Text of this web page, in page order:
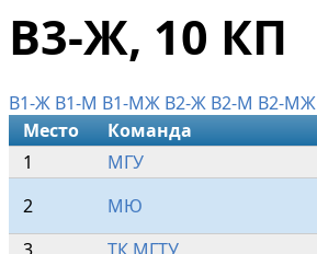
В3-Ж, 10 КП
В1-Ж В1-М В1-МЖ В2-Ж В2-М В2-МЖ
Место
Команда
1
МГУ
2
МЮ